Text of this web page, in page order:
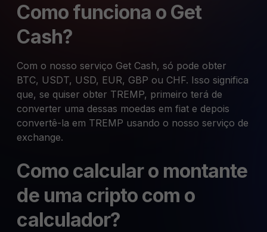
Como funciona o Get
Cash?
Com o nosso serviço Get Cash, só pode obter
BTC, USDT, USD, EUR, GBP ou CHF. Isso significa
que, se quiser obter TREMP, primeiro terá de
converter uma dessas moedas em fiat e depois
convertê-la em TREMP usando o nosso serviço de
exchange.
Como calcular o montante
de uma cripto com o
calculador?